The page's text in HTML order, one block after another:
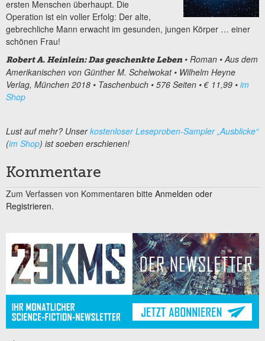
ersten Menschen überhaupt. Die
Operation ist ein voller Erfolg: Der alte,
gebrechliche Mann erwacht im gesunden, jungen Körper … einer
schönen Frau!
Robert A. Heinlein: Das geschenkte Leben • Roman • Aus dem
Amerikanischen von Günther M. Schelwokat • Wilhelm Heyne
Verlag, München 2018 • Taschenbuch • 576 Seiten • € 11,99 • im
Shop
Lust auf mehr? Unserkostenloser Leseproben-Sampler „Ausblicke“
(im Shop) ist soeben erschienen!
Kommentare
Zum Verfassen von Kommentaren bitte Anmelden oder
Registrieren.